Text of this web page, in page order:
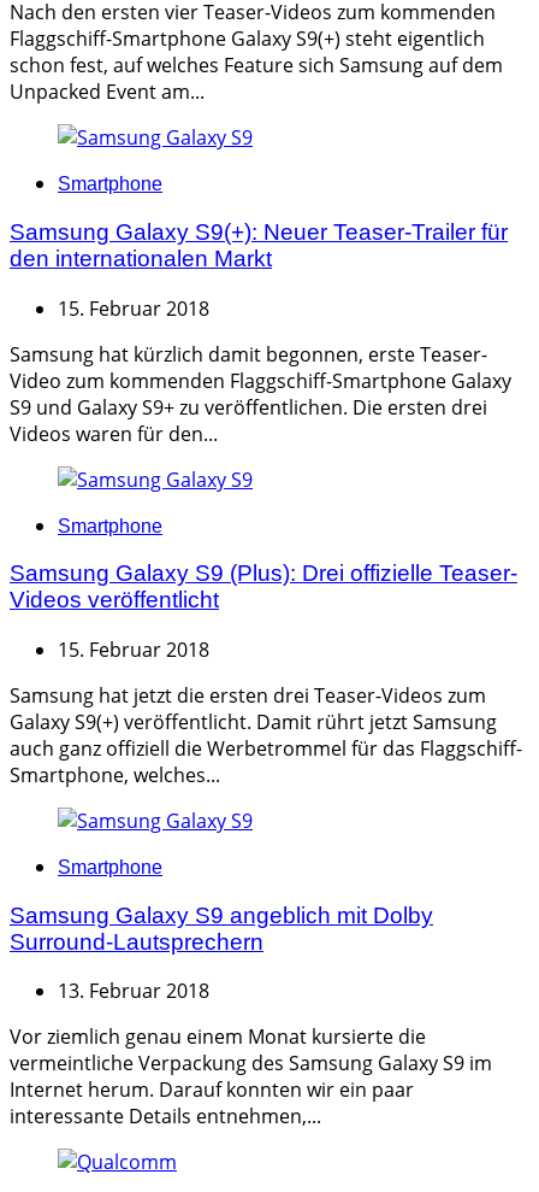
Nach den ersten vier Teaser-Videos zum kommenden
Flaggschiff-Smartphone Galaxy S9(+) steht eigentlich
schon fest, auf welches Feature sich Samsung auf dem
Unpacked Event am...
Categories
Smartphone
Samsung Galaxy S9(+): Neuer Teaser-Trailer für
den internationalen Markt
15. Februar 2018
Samsung hat kürzlich damit begonnen, erste Teaser-
Video zum kommenden Flaggschiff-Smartphone Galaxy
S9 und Galaxy S9+ zu veröffentlichen. Die ersten drei
Videos waren für den...
Categories
Smartphone
Samsung Galaxy S9 (Plus): Drei offizielle Teaser-
Videos veröffentlicht
15. Februar 2018
Samsung hat jetzt die ersten drei Teaser-Videos zum
Galaxy S9(+) veröffentlicht. Damit rührt jetzt Samsung
auch ganz offiziell die Werbetrommel für das Flaggschiff-
Smartphone, welches...
Categories
Smartphone
Samsung Galaxy S9 angeblich mit Dolby
Surround-Lautsprechern
13. Februar 2018
Vor ziemlich genau einem Monat kursierte die
vermeintliche Verpackung des Samsung Galaxy S9 im
Internet herum. Darauf konnten wir ein paar
interessante Details entnehmen,...